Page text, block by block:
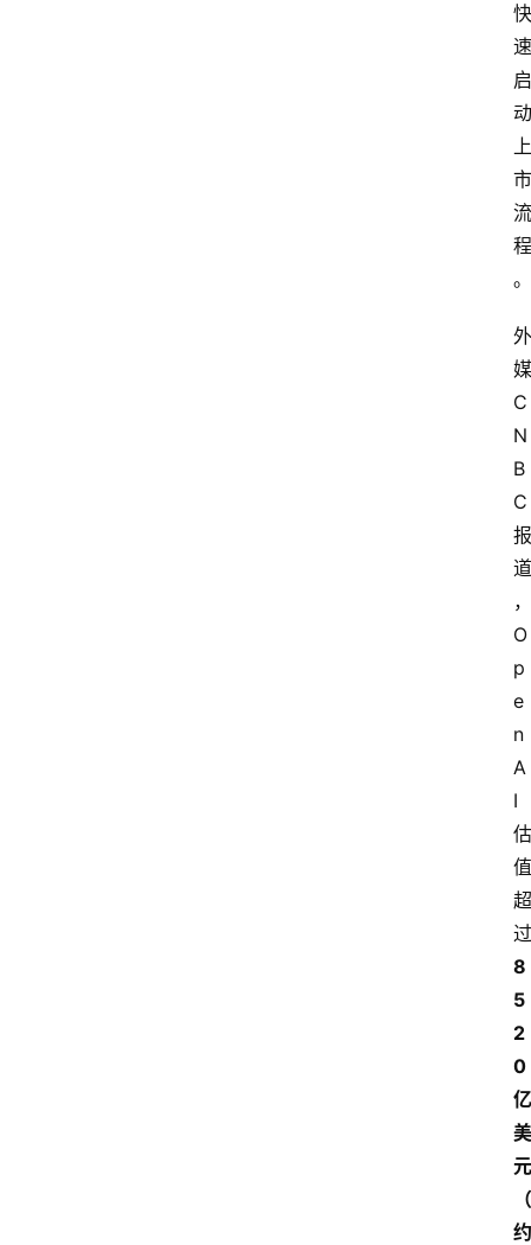
快
速
启
动
上
市
流
程
。
外
媒
C
N
B
C
报
道
，
O
p
e
n
A
I
估
值
超
过
8
5
2
0
亿
美
元
（
约